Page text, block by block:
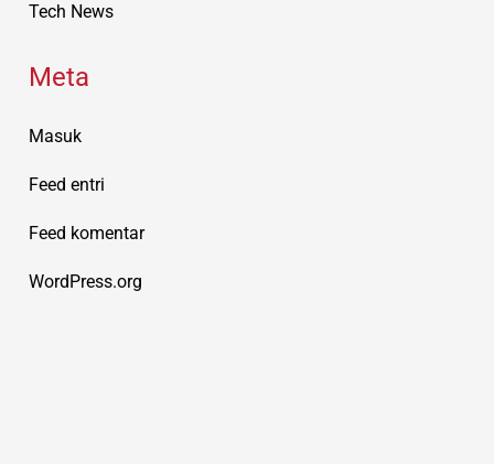
Tech News
Meta
Masuk
Feed entri
Feed komentar
WordPress.org